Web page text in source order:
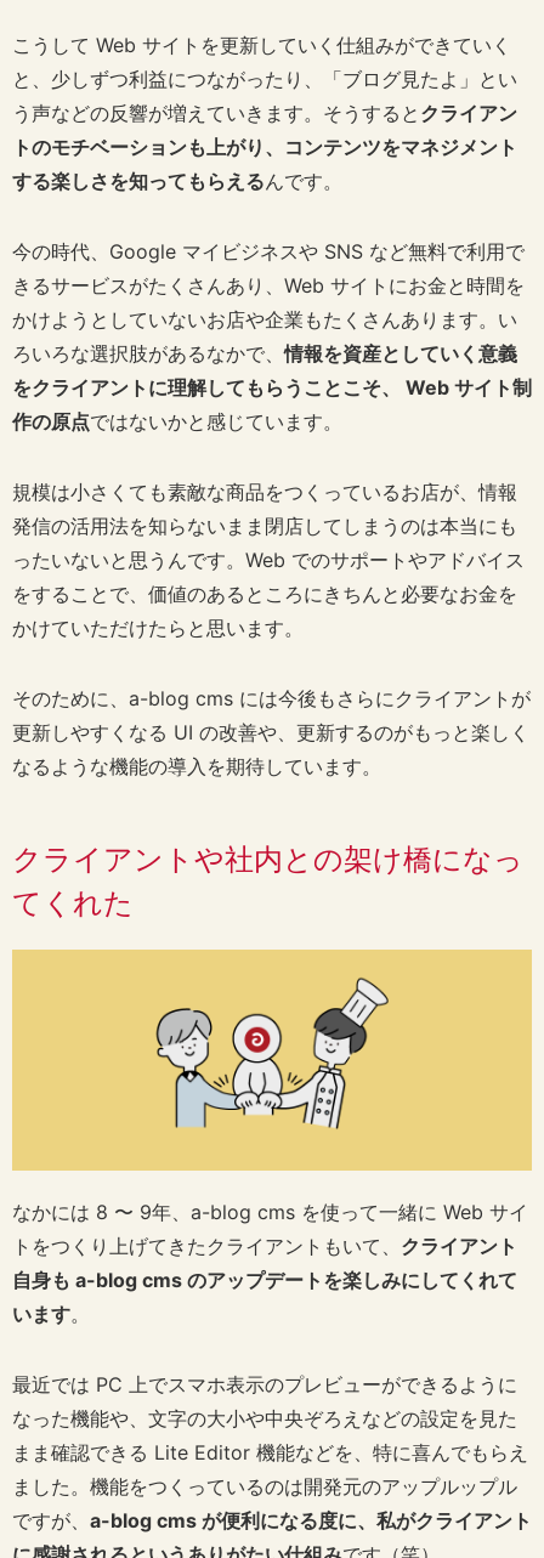
こうして Web サイトを更新していく仕組みができていく
と、少しずつ利益につながったり、「ブログ見たよ」とい
う声などの反響が増えていきます。そうすると クライアン
トのモチベーションも上がり、コンテンツをマネジメント
する楽しさを知ってもらえるんです。
今の時代、Google マイビジネスや SNS など無料で利用で
きるサービスがたくさんあり、Web サイトにお金と時間を
かけようとしていないお店や企業もたくさんあります。い
ろいろな選択肢があるなかで、情報を資産としていく意義
をクライアントに理解してもらうことこそ、 Web サイト制
作の原点ではないかと感じています。
規模は小さくても素敵な商品をつくっているお店が、情報
発信の活用法を知らないまま閉店してしまうのは本当にも
ったいないと思うんです。Web でのサポートやアドバイス
をすることで、価値のあるところにきちんと必要なお金を
かけていただけたらと思います。
そのために、a-blog cms には今後もさらにクライアントが
更新しやすくなる UI の改善や、更新するのがもっと楽しく
なるような機能の導入を期待しています。
クライアントや社内との架け橋になっ
てくれた
なかには 8 〜 9年、a-blog cms を使って一緒に Web サイ
トをつくり上げてきたクライアントもいて、 クライアント
自身も a-blog cms のアップデートを楽しみにしてくれて
います。
最近では PC 上でスマホ表示のプレビューができるように
なった機能や、文字の大小や中央ぞろえなどの設定を見た
まま確認できる Lite Editor 機能などを、特に喜んでもらえ
ました。機能をつくっているのは開発元のアップルップル
ですが、 a-blog cms が便利になる度に、私がクライアント